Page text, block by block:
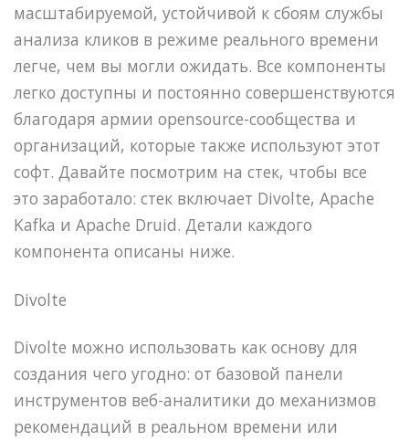
масштабируемой, устойчивой к сбоям службы
анализа кликов в режиме реального времени
легче, чем вы могли ожидать. Все компоненты
легко доступны и постоянно совершенствуются
благодаря армии opensource-сообщества и
организаций, которые также используют этот
софт. Давайте посмотрим на стек, чтобы все
это заработало: стек включает Divolte, Apache
Kafka и Apache Druid. Детали каждого
компонента описаны ниже.
Divolte
Divolte можно использовать как основу для
создания чего угодно: от базовой панели
инструментов веб-аналитики до механизмов
рекомендаций в реальном времени или